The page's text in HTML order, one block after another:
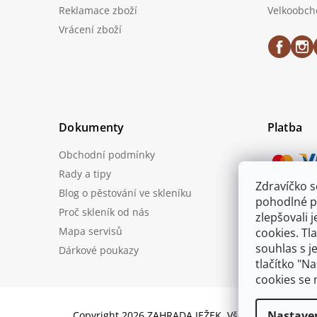
Zdravíčko
pohodlné
zlepšovali
cookies.
souhlas s
tlačítko
cookies se
Reklamace zboží
Vrácení zboží
Dokumenty
Obchodní podmínky
Rady a tipy
Blog o pěstování ve skleníku
Proč skleník od nás
Mapa servisů
Dárkové poukazy
Platba